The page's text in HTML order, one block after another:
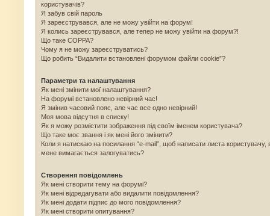
користувачів?
Я забув свій пароль
Я зареєструвався, але не можу увійти на форум!
Я колись зареєструвався, але тепер не можу увійти на форум?!
Що таке COPPA?
Чому я не можу зареєструватись?
Що робить “Видалити встановлені форумом файли cookie”?
Параметри та налаштування
Як мені змінити мої налаштування?
На форумі встановлено невірний час!
Я змінив часовий пояс, але час все одно невірний!
Моя мова відсутня в списку!
Як я можу розмістити зображення під своїм іменем користувача?
Що таке моє звання і як мені його змінити?
Коли я натискаю на посилання “e-mail”, щоб написати листа користувачу,
мене вимагається залогуватись?
Створення повідомлень
Як мені створити тему на форумі?
Як мені відредагувати або видалити повідомлення?
Як мені додати підпис до мого повідомлення?
Як мені створити опитування?